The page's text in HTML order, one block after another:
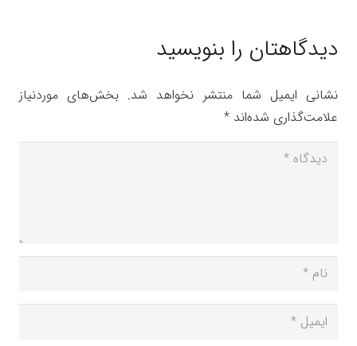
دیدگاهتان را بنویسید
نشانی ایمیل شما منتشر نخواهد شد. بخش‌های موردنیاز
علامت‌گذاری شده‌اند *